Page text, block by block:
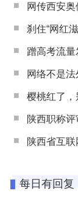
网传西安奥体
刹住“网红
蹭高考流量发
网络不是法外
樱桃红了，
陕西职称评审取
陕西省互
每日有回复